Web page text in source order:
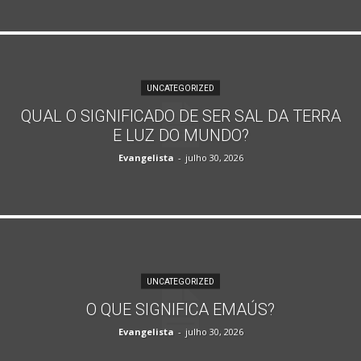
UNCATEGORIZED
QUAL O SIGNIFICADO DE SER SAL DA TERRA
E LUZ DO MUNDO?
Evangelista - julho 30, 2026
UNCATEGORIZED
O QUE SIGNIFICA EMAÚS?
Evangelista - julho 30, 2026